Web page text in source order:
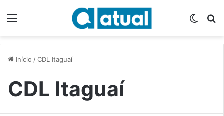
Início /CDL Itaguaí
CDL Itaguaí